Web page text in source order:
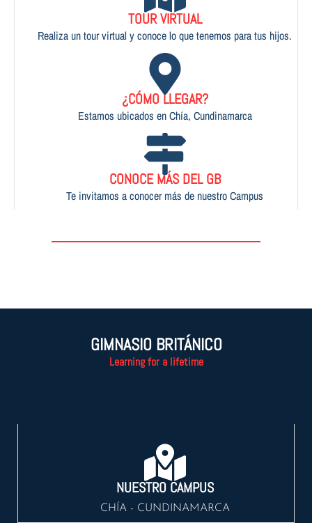
TOUR VIRTUAL
Realiza un tour virtual y conoce lo que tenemos para tus hijos.
¿CÓMO LLEGAR?
Estamos ubicados en Chía, Cundinamarca
CONOCE MÁS DEL GB
Te invitamos a conocer más de nuestro Campus
GIMNASIO BRITÁNICO
Learning for a lifetime
NUESTRO CAMPUS
CHÍA - CUNDINAMARCA